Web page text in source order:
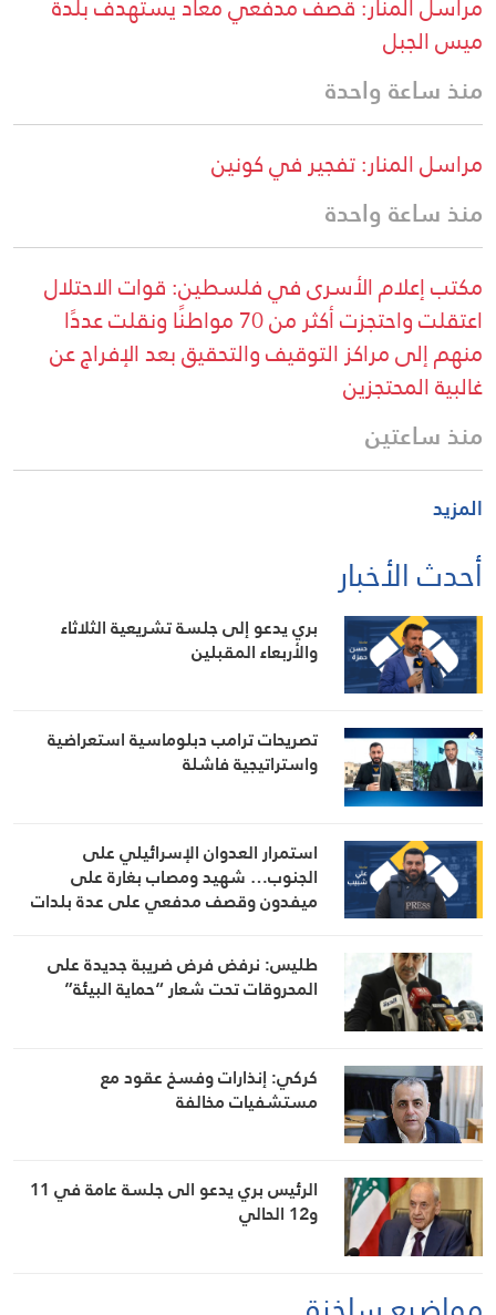
ميس الجبل
منذ ساعة واحدة
مراسل المنار: تفجير في كونين
منذ ساعة واحدة
مكتب إعلام الأسرى في فلسطين: قوات الاحتلال
اعتقلت واحتجزت أكثر من 70 مواطنًا ونقلت عددًا
منهم إلى مراكز التوقيف والتحقيق بعد الإفراج عن
غالبية المحتجزين
منذ ساعتين
المزيد
أحدث الأخبار
بري يدعو إلى جلسة تشريعية الثلاثاء
والأربعاء المقبلين
تصريحات ترامب دبلوماسية استعراضية
واستراتيجية فاشلة
استمرار العدوان الإسرائيلي على
الجنوب… شهيد ومصاب بغارة على
ميفدون وقصف مدفعي على عدة بلدات
طليس: نرفض فرض ضريبة جديدة على
المحروقات تحت شعار “حماية البيئة”
كركي: إنذارات وفسخ عقود مع
مستشفيات مخالفة
الرئيس بري يدعو الى جلسة عامة في 11
و12 الحالي